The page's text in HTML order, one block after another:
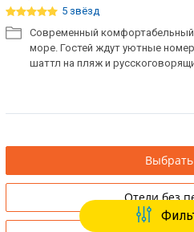
5 звёзд
Современный комфортабельный
море. Гостей ждут уютные
шаттл на пляж и
Отели без